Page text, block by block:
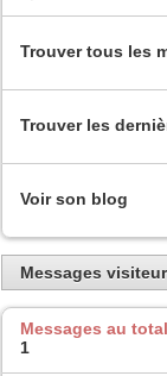
Trouver tous les
Trouver les
Voir son blog
Messages
Messages au total
1